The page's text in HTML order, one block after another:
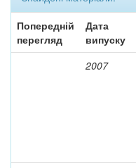
Попередній
перегляд
Дата
випуску
2007